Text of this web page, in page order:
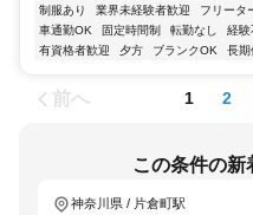
制服あり 業界未経験者歓迎 フリータ
車通勤OK
固定時間制 転勤なし 経験
有資格者歓迎
夕方 ブランクOK 長期
前へ 1 2
この条件の新
神奈川県 / 片倉町駅